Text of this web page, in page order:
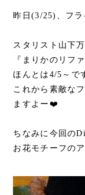
昨日(3/25)、フ
スタリスト山下
『まりかのリフ
ほんとは4/5～で
これから素敵な
ますよー❤️
ちなみに今回の
お花モチーフの